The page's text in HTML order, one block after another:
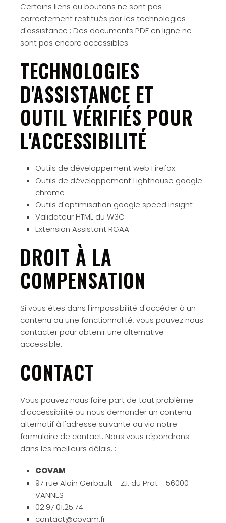
Certains liens ou boutons ne sont pas
correctement restitués par les technologies
d'assistance ; Des documents PDF en ligne ne
sont pas encore accessibles.
TECHNOLOGIES
D'ASSISTANCE ET
OUTIL VÉRIFIÉS POUR
L'ACCESSIBILITÉ
Outils de développement web Firefox
Outils de développement Lighthouse google
chrome
Outils d'optimisation google speed insight
Validateur HTML du W3C
Extension Assistant RGAA
DROIT À LA
COMPENSATION
Si vous êtes dans l'impossibilité d'accéder à un
contenu ou une fonctionnalité, vous pouvez nous
contacter pour obtenir une alternative
accessible.
CONTACT
Vous pouvez nous faire part de tout problème
d'accessibilité ou nous demander un contenu
alternatif à l'adresse suivante ou via notre
formulaire de contact. Nous vous répondrons
dans les meilleurs délais. :
COVAM
97 rue Alain Gerbault - Z.I. du Prat - 56000
VANNES
02.97.01.25.74
contact@covam.fr